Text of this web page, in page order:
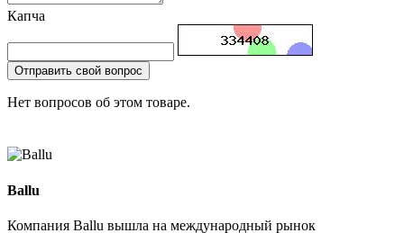
Капча
Отправить свой вопрос
Нет вопросов об этом товаре.
Ballu
Компания Ballu вышла на международный рынок